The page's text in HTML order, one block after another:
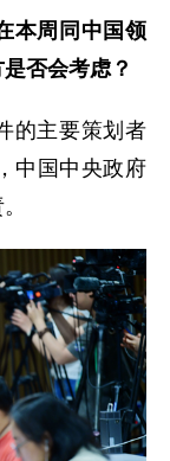
本周同中国领
否会考虑？
的主要策划者
中国中央政府